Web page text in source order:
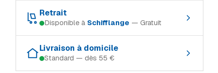
Schifflange En stock
Ingeldorf
Alzingen
Retrait
Disponible à Schifflange — Gratuit
Schifflange En stock
Livraison à domicile
Standard — dès 55 €